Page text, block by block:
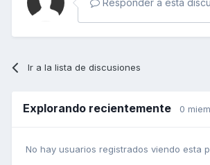
Ir a la lista de discusiones
Explorando recientemente 0
No hay usuarios registrados viendo esta